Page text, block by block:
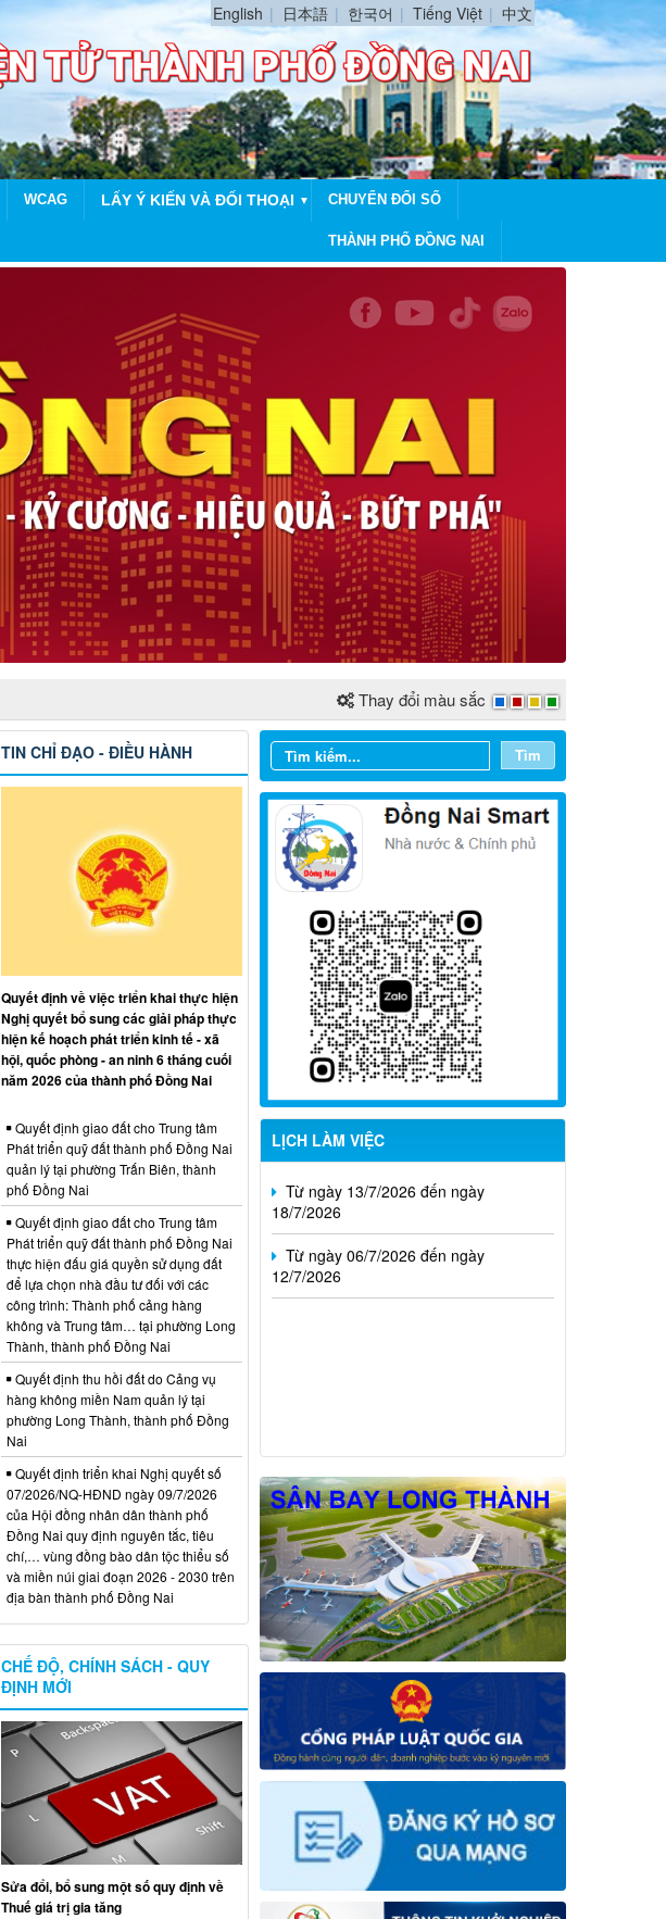
English 日本語 한국어 Tiếng Việt 中文
WCAG LẤY Ý KIẾN VÀ ĐỐI THOẠI ▼ CHUYỂN ĐỔI SỐ
THÀNH PHỐ ĐỒNG NAI
Thay đổi màu sắc
Tìm
LỊCH LÀM VIỆC
Từ ngày 03/8/2026 đến ngày
09/8/2026
Từ ngày 27/7/2026 đến ngày
02/8/2026
26/7/2026
Từ ngày 13/7/2026 đến ngày
Từ ngày 06/7/2026 đến ngày
12/7/2026
TIN CHỈ ĐẠO - ĐIỀU HÀNH
Quyết định về việc triển khai thực hiện
Nghị quyết bổ sung các giải pháp thực
hiện kế hoạch phát triển kinh tế - xã
hội, quốc phòng - an ninh 6 tháng cuối
năm 2026 của thành phố Đồng Nai
Quyết định giao đất cho Trung tâm
Phát triển quỹ đất thành phố Đồng Nai
quản lý tại phường Trấn Biên, thành
phố Đồng Nai
Quyết định giao đất cho Trung tâm
Phát triển quỹ đất thành phố Đồng Nai
thực hiện đấu giá quyền sử dụng đất
để lựa chọn nhà đầu tư đối với các
công trình: Thành phố cảng hàng
không và Trung tâm… tại phường Long
Thành, thành phố Đồng Nai
Quyết định thu hồi đất do Cảng vụ
hàng không miền Nam quản lý tại
phường Long Thành, thành phố Đồng
Nai
Quyết định triển khai Nghị quyết số
07/2026/NQ-HĐND ngày 09/7/2026
của Hội đồng nhân dân thành phố
Đồng Nai quy định nguyên tắc, tiêu
chí,… vùng đồng bào dân tộc thiểu số
và miền núi giai đoạn 2026 - 2030 trên
địa bàn thành phố Đồng Nai
CHẾ ĐỘ, CHÍNH SÁCH - QUY
ĐỊNH MỚI
Sửa đổi, bổ sung một số quy định về
Thuế giá trị gia tăng